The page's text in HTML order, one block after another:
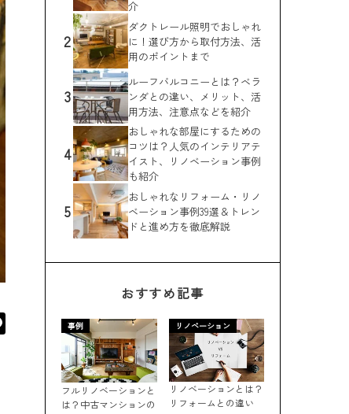
介
2
ダクトレール照明でおしゃれ
に！選び方から取付方法、活
用のポイントまで
3
ルーフバルコニーとは？ベラ
ンダとの違い、メリット、活
用方法、注意点などを紹介
4
おしゃれな部屋にするための
コツは？人気のインテリアテ
イスト、リノベーション事例
も紹介
5
おしゃれなリフォーム・リノ
ベーション事例39選＆トレン
ドと進め方を徹底解説
おすすめ記事
事例
フルリノベーションと
は？中古マンションの
リノベーション
リノベーションとは？
リフォームとの違い